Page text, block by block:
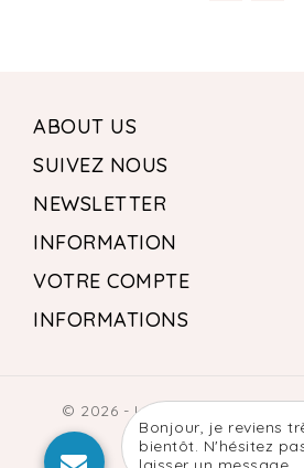
Bonjour, je reviens
bientôt. N'hésitez
ABOUT US
SUIVEZ NOUS
NEWSLETTER
INFORMATION
VOTRE COMPTE
INFORMATIONS
© 2026 - Logiciel e-commerce
personalisée™